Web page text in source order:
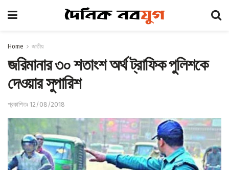
Home জাতীয়
জরিমানার ৩০ শতাংশ অর্থ ট্রাফিক পুলিশকে
দেওয়ার সুপারিশ
প্রকাশিতঃ 12/08/2018